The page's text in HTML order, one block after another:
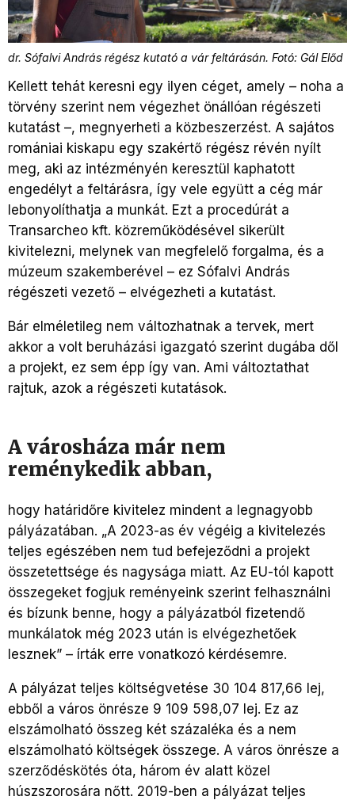
dr. Sófalvi András régész kutató a vár feltárásán. Fotó: Gál Előd
Kellett tehát keresni egy ilyen céget, amely – noha a
törvény szerint nem végezhet önállóan régészeti
kutatást –, megnyerheti a közbeszerzést. A sajátos
romániai kiskapu egy szakértő régész révén nyílt
meg, aki az intézményén keresztül kaphatott
engedélyt a feltárásra, így vele együtt a cég már
lebonyolíthatja a munkát. Ezt a procedúrát a
Transarcheo kft. közreműködésével sikerült
kivitelezni, melynek van megfelelő forgalma, és a
múzeum szakemberével – ez Sófalvi András
régészeti vezető – elvégezheti a kutatást.
Bár elméletileg nem változhatnak a tervek, mert
akkor a volt beruházási igazgató szerint dugába dől
a projekt, ez sem épp így van. Ami változtathat
rajtuk, azok a régészeti kutatások.
A városháza már nem
reménykedik abban,
hogy határidőre kivitelez mindent a legnagyobb
pályázatában. „A 2023-as év végéig a kivitelezés
teljes egészében nem tud befejeződni a projekt
összetettsége és nagysága miatt. Az EU-tól kapott
összegeket fogjuk reményeink szerint felhasználni
és bízunk benne, hogy a pályázatból fizetendő
munkálatok még 2023 után is elvégezhetőek
lesznek” – írták erre vonatkozó kérdésemre.
A pályázat teljes költségvetése 30 104 817,66 lej,
ebből a város önrésze 9 109 598,07 lej. Ez az
elszámolható összeg két százaléka és a nem
elszámolható költségek összege. A város önrésze a
szerződéskötés óta, három év alatt közel
húszszorosára nőtt. 2019-ben a pályázat teljes